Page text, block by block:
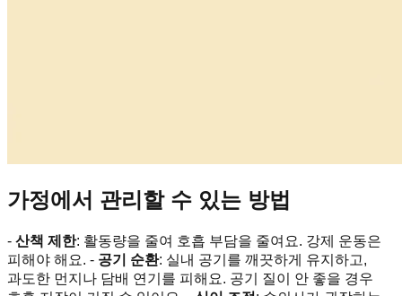
가정에서 관리할 수 있는 방법
- 산책 제한: 활동량을 줄여 호흡 부담을 줄여요. 강제 운동은
피해야 해요. - 공기 순환: 실내 공기를 깨끗하게 유지하고,
과도한 먼지나 담배 연기를 피해요. 공기 질이 안 좋을 경우